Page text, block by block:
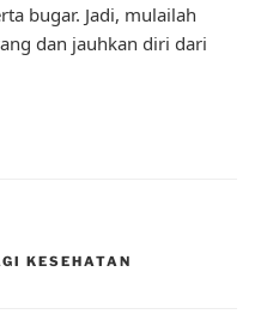
bugar. Jadi, mulailah
dan jauhkan diri dari
KESEHATAN